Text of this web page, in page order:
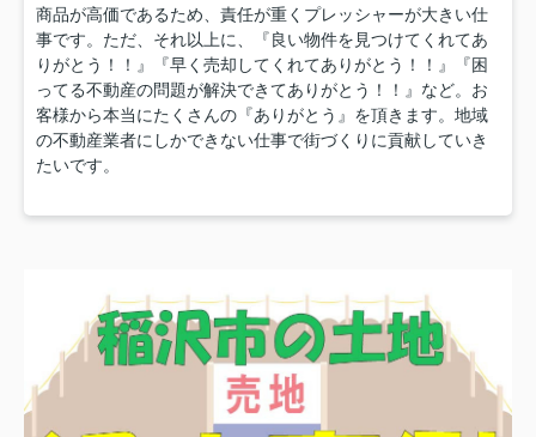
商品が高価であるため、責任が重くプレッシャーが大きい仕
事です。ただ、それ以上に、『良い物件を見つけてくれてあ
りがとう！！』『早く売却してくれてありがとう！！』『困
ってる不動産の問題が解決できてありがとう！！』など。お
客様から本当にたくさんの『ありがとう』を頂きます。地域
の不動産業者にしかできない仕事で街づくりに貢献していき
たいです。